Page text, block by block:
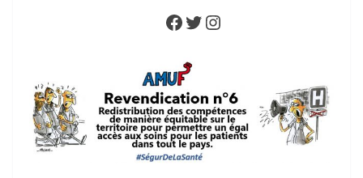
Facebook
Twitter
Instagram